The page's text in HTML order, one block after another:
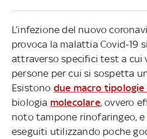
L’infezione del nuovo
provoca la malattia Covid-19
attraverso specifici test a
persone per cui si sospetta
Esistono due macro
biologia molecolare, ovvero
noto tampone rinofaringeo, e
eseguiti utilizzando poche